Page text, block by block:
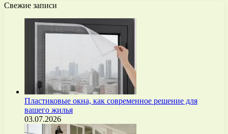
Свежие записи
Пластиковые окна, как современное решение для
вашего жилья
03.07.2026